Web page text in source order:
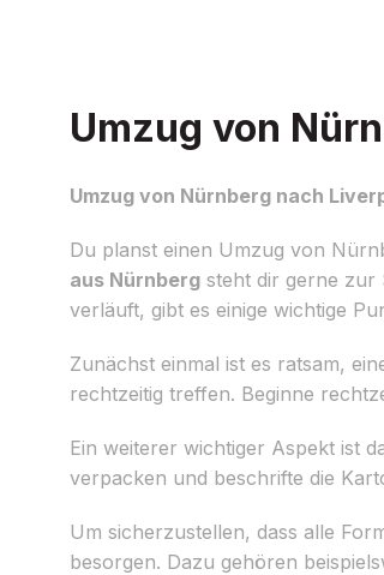
Umzug von
Umzug von Nürnberg nach
Du planst einen Umzug von
aus Nürnberg steht dir gerne zur
verläuft, gibt es einige wichtige
Zunächst einmal ist es ratsam,
rechtzeitig treffen. Beginne
Ein weiterer wichtiger Aspekt ist
verpacken und beschrifte die
Um sicherzustellen, dass alle
besorgen. Dazu gehören